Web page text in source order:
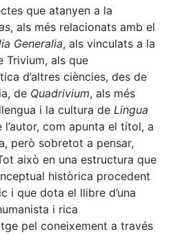
que atanyen a la
, als més relacionats amb el
Generalia, als vinculats a la
Trivium, als que
d’altres ciències, des de
de Quadrivium, als més
i la cultura de Lingua
com apunta el títol, a
però sobretot a pensar,
això en una estructura que
històrica procedent
i que dota el llibre d’una
i rica
pel coneixement a través